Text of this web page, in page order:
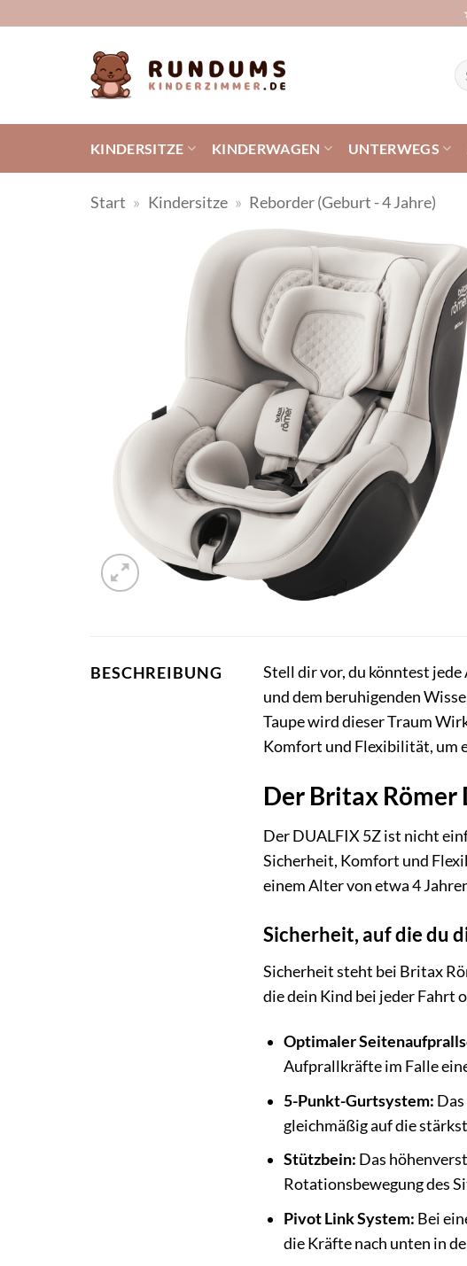
KINDERSITZE KINDERWAGEN UNTERWEGS
Start » Kindersitze » Reborder (Geburt - 4 Jahre)
BESCHREIBUNG
Stell dir vor, du könntest
und dem beruhigenden
Taupe wird dieser Traum
Komfort und Flexibilität, um
Der Britax Römer
Der DUALFIX 5Z ist nicht
Sicherheit, Komfort und
einem Alter von etwa 4
Sicherheit, auf die du
Sicherheit steht bei Britax
die dein Kind bei jeder Fahrt
Optimaler
Aufprallkräfte im Falle
5-Punkt-Gurtsystem:
gleichmäßig auf die
Stützbein: Das
Rotationsbewegung des
Pivot Link System: Bei
die Kräfte nach unten in